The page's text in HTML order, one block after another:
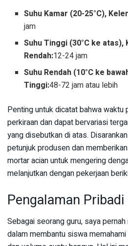
Suhu Kamar (20-25°C),
jam
Suhu Tinggi (30°C ke atas),
Rendah:12-24 jam
Suhu Rendah (10°C ke
Tinggi:48-72 jam atau lebih
Penting untuk dicatat bahwa waktu
perkiraan dan dapat bervariasi
yang disebutkan di atas.
petunjuk produsen dan
mortar acian untuk mengering
melanjutkan dengan pekerjaan
Pengalaman
Sebagai seorang guru, saya
dalam membantu siswa